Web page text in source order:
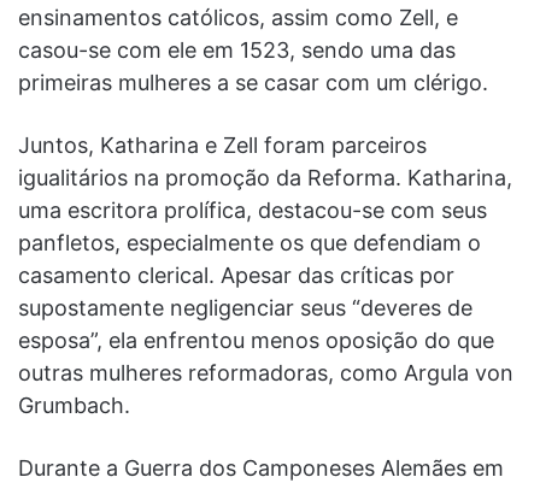
ensinamentos católicos, assim como Zell, e
casou-se com ele em 1523, sendo uma das
primeiras mulheres a se casar com um clérigo.
Juntos, Katharina e Zell foram parceiros
igualitários na promoção da Reforma. Katharina,
uma escritora prolífica, destacou-se com seus
panfletos, especialmente os que defendiam o
casamento clerical. Apesar das críticas por
supostamente negligenciar seus “deveres de
esposa”, ela enfrentou menos oposição do que
outras mulheres reformadoras, como Argula von
Grumbach.
Durante a Guerra dos Camponeses Alemães em